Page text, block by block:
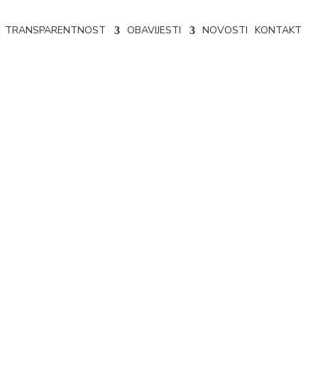
TRANSPARENTNOST OBAVIJESTI NOVOSTI KONTAKT